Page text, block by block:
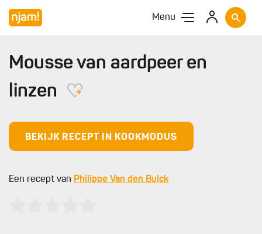
Menu
Mousse van aardpeer en
linzen
BEKIJK RECEPT IN KOOKMODUS
Een recept van Philippe Van den Bulck